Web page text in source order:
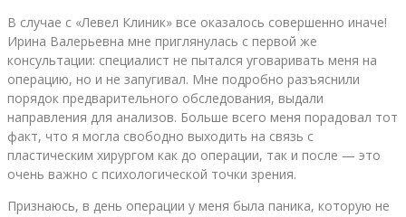
В случае с «Левел Клиник» все оказалось совершенно иначе!
Ирина Валерьевна мне приглянулась с первой же
консультации: специалист не пытался уговаривать меня на
операцию, но и не запугивал. Мне подробно разъяснили
порядок предварительного обследования, выдали
направления для анализов. Больше всего меня порадовал тот
факт, что я могла свободно выходить на связь с
пластическим хирургом как до операции, так и после — это
очень важно с психологической точки зрения.
Признаюсь, в день операции у меня была паника, которую не